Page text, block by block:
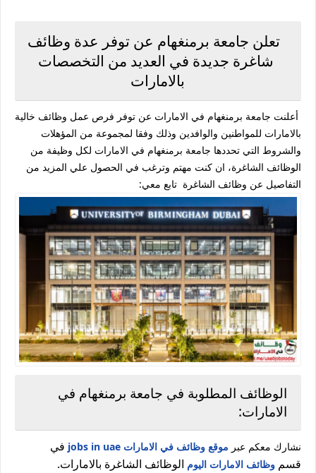
تعلن جامعة برمنغهام عن توفر عدة وظائف
شاغرة جديدة في العديد من التخصصات
بالامارات
أعلنت ‏جامعة برمنغهام في الامارات عن توفر فرص عمل وظائف خالية
بالامارات للمواطنين والوافدين وذلك وفقا لمجموعة من المؤهلات
والشروط التي تحددها ‏جامعة برمنغهام في الامارات لكل وظيفة من
الوظائف الشاغرة، ان كنت مهتم وترغب في الحصول علي المزيد من
التفاصيل عن وظائف الشاغرة تابع معي:
الوظائف المطلوبة في ‏جامعة برمنغهام في
الامارات:
نشارك معكم عبر موقع وظائف في الامارات jobs in uae
في
قسم وظائف الامارات اليوم الوظائف الشاغرة بالامارات.